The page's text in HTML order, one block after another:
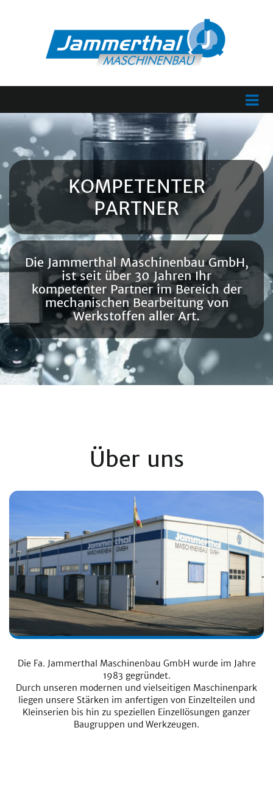
KOMPETEN­TER
PARTNER
Die Jammerthal Maschinenbau GmbH,
ist seit über 30 Jahren Ihr
kompetenter Partner im Bereich der
mechanischen Bearbeitung von
Werkstoffen aller Art.
Über uns
Die Fa. Jammerthal Maschinenbau GmbH wurde im Jahre
1983 gegründet.
Durch unseren modernen und vielseitigen Maschinenpark
liegen unsere Stärken im anfertigen von Einzelteilen und
Kleinserien bis hin zu speziellen Einzellösungen ganzer
Baugruppen und Werkzeugen.